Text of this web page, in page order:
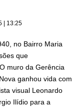
| 13:25
no Bairro Maria
que
muro da Gerência
ganhou vida com
visual Leonardo
Ilídio para a